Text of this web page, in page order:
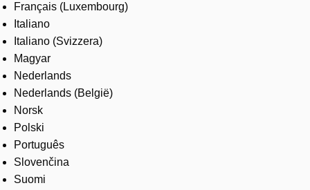
Français (Luxembourg)
Italiano
Italiano (Svizzera)
Magyar
Nederlands
Nederlands (België)
Norsk
Polski
Português
Slovenčina
Suomi